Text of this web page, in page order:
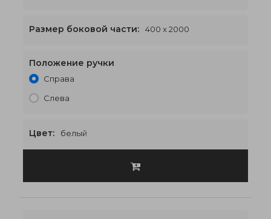
1800 x 2000
Размер боковой части: 400 x 2000
Положение ручки
Справа
Слева
Цвет: белый